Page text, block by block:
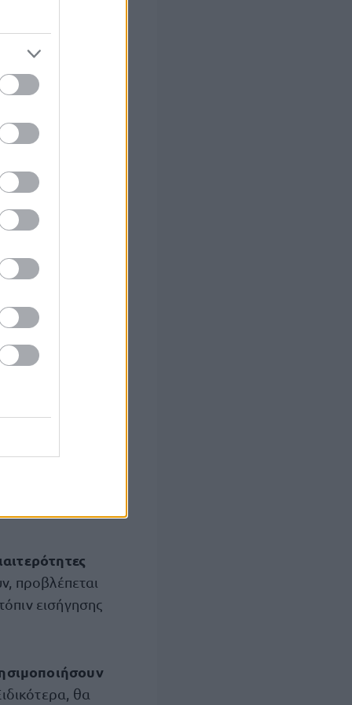
σε περίπτωση
του
Δήμος
προβλέπεται
εισήγησης
θα